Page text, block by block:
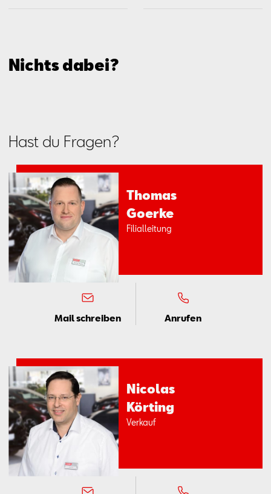
Nichts dabei?
Hast du Fragen?
Tho­mas
Go­er­ke
Fi­li­al­lei­tung
Mail schreiben Anrufen
Ni­co­las
Kör­ting
Ver­kauf